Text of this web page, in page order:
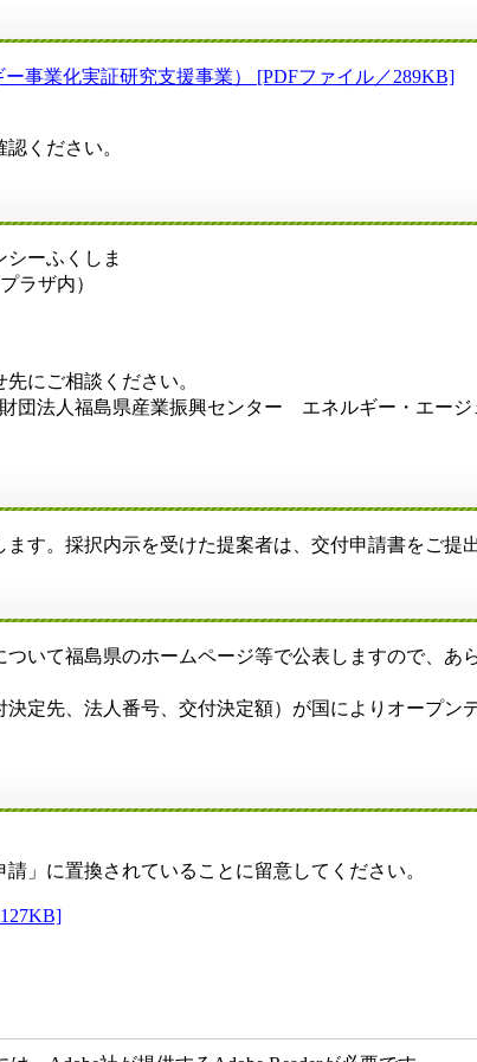
事業化実証研究支援事業） [PDFファイル／289KB]
ください。
ーふくしま
ラザ内）
にご相談ください。
団法人福島県産業振興センター エネルギー・エージ
す。採択内示を受けた提案者は、交付申請書をご提出
いて福島県のホームページ等で公表しますので、あ
定先、法人番号、交付決定額）が国によりオープン
」に置換されていることに留意してください。